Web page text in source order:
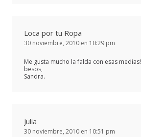
Loca por tu Ropa
30 noviembre, 2010 en 10:29 pm
Me gusta mucho la falda con esas medias!
besos,
Sandra.
Julia
30 noviembre, 2010 en 10:51 pm